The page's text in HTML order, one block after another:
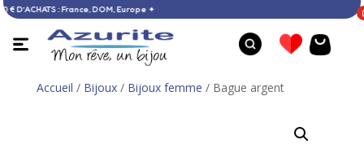
60 € D’ACHATS : France, DOM, Europe ✦
Accueil / Bijoux/ Bijoux femme / Bague argent